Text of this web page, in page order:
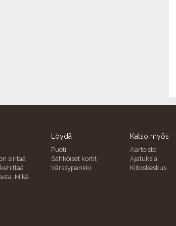
siirtää
Mikä
Löydä
Puoti
Sähköiset kortit
Värssypankki
Katso myös
Aarteisto
Ajatuksia
Kiitoskeskus